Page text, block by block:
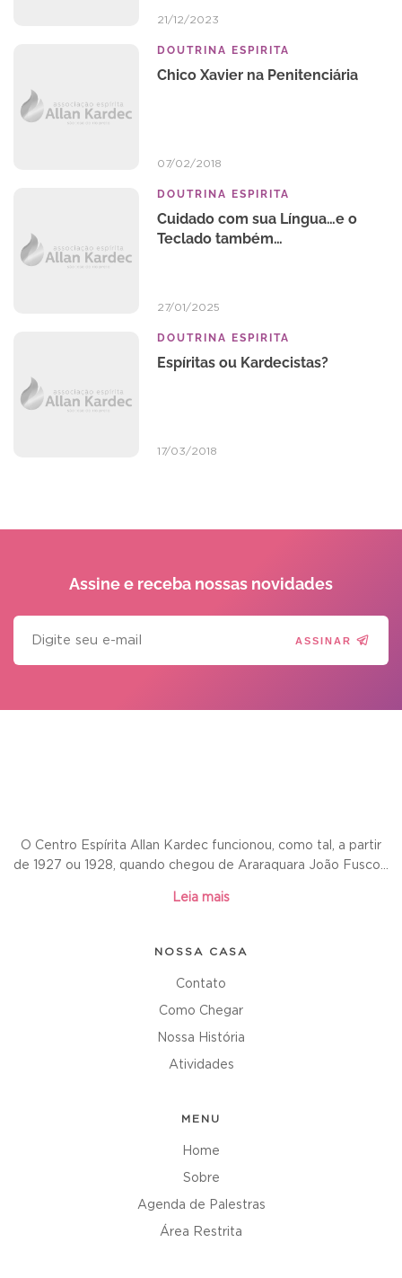
21/12/2023
DOUTRINA ESPIRITA
Chico Xavier na Penitenciária
07/02/2018
DOUTRINA ESPIRITA
Cuidado com sua Língua…e o
Teclado também…
27/01/2025
DOUTRINA ESPIRITA
Espíritas ou Kardecistas?
17/03/2018
Assine e receba nossas novidades
ASSINAR
O Centro Espírita Allan Kardec funcionou, como tal, a partir
de 1927 ou 1928, quando chegou de Araraquara João Fusco...
Leia mais
NOSSA CASA
Contato
Como Chegar
Nossa História
Atividades
MENU
Home
Sobre
Agenda de Palestras
Área Restrita